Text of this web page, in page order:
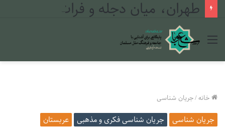
طهران، میان دجله و فرات
منو
خانه/جریان شناسی
جریان شناسی جریان شناسی فکری و مذهبی
عربستان